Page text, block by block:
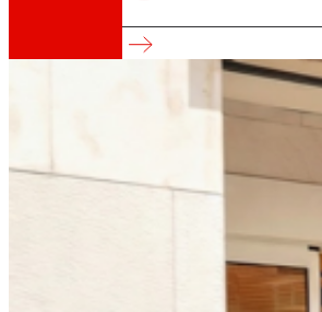
Todo nuestro ADN: un
Cooperativa
Somos por y para las
Balance 2025